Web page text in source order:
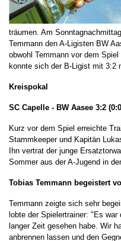
träumen. Am
Temmann den A-Ligisten BW
obwohl Temmann vor dem
konnte sich der B-Ligist mit 3:2
Kreispokal
SC Capelle - BW Aasee 3:2
Kurz vor dem Spiel erreichte
Stammkeeper und Kapitän
Ihn vertrat der junge
Sommer aus der A-Jugend in
Tobias Temmann begeistert
Temmann zeigte sich sehr
lobte der Spielertrainer: "Es
langer Zeit gesehen habe. Wir
anbrennen lassen und den